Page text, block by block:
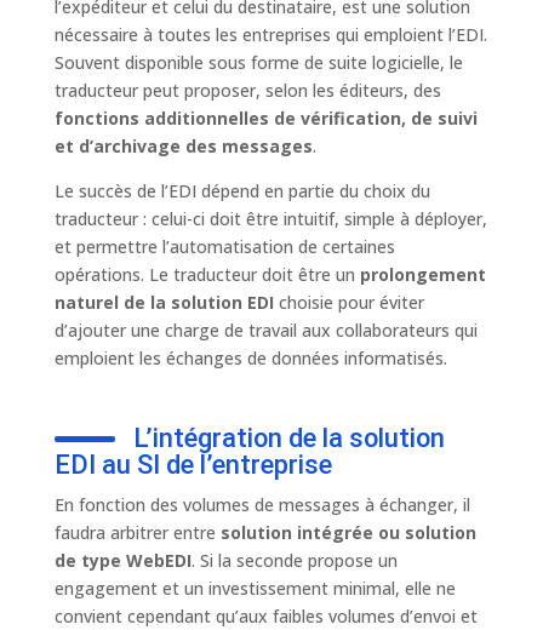
l’expéditeur et celui du destinataire, est une solution
nécessaire à toutes les entreprises qui emploient l’EDI.
Souvent disponible sous forme de suite logicielle, le
traducteur peut proposer, selon les éditeurs, des
fonctions additionnelles de vérification, de suivi
et d’archivage des messages.
Le succès de l’EDI dépend en partie du choix du
traducteur : celui-ci doit être intuitif, simple à déployer,
et permettre l’automatisation de certaines
opérations. Le traducteur doit être un prolongement
naturel de la solution EDI choisie pour éviter
d’ajouter une charge de travail aux collaborateurs qui
emploient les échanges de données informatisés.
L’intégration de la solution
EDI au SI de l’entreprise
En fonction des volumes de messages à échanger, il
faudra arbitrer entre solution intégrée ou solution
de type WebEDI. Si la seconde propose un
engagement et un investissement minimal, elle ne
convient cependant qu’aux faibles volumes d’envoi et